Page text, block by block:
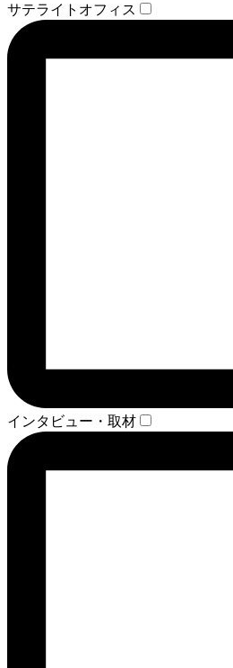
サテライトオフィス
インタビュー・取材